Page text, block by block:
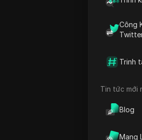
Công
Trinh
Tin tức mới
Blog
Mạng
dẫn
thể là